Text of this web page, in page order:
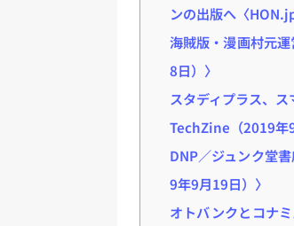
ンの出版へ〈
海賊版・漫画村元
8日）〉
スタディプラス、
TechZine（2019年
DNP／ジュンク堂
9年9月19日）〉
オトバンクとコナ